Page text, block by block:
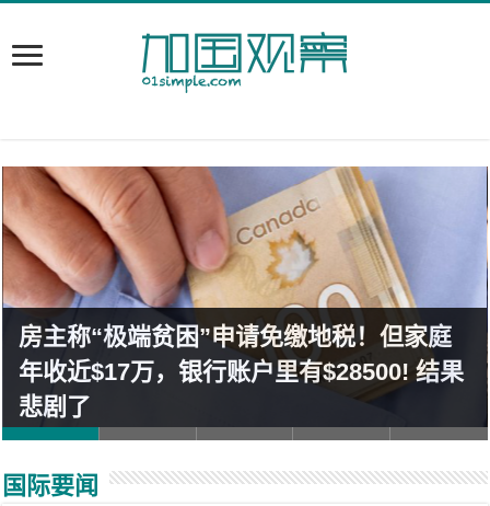
房主称“极端贫困”申请免缴地税！但家庭
年收近$17万，银行账户里有$28500! 结果
悲剧了
国际要闻